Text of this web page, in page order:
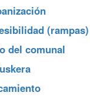
(rampas)
del comunal